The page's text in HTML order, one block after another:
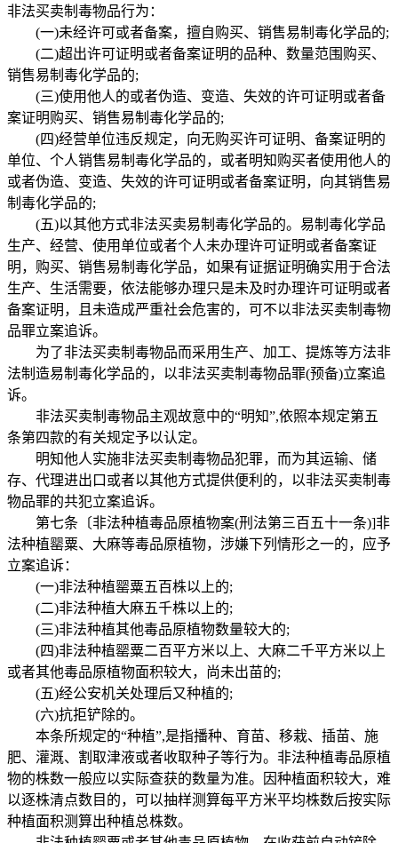
非法买卖制毒物品行为：
(一)未经许可或者备案，擅自购买、销售易制毒化学品的;
(二)超出许可证明或者备案证明的品种、数量范围购买、
销售易制毒化学品的;
(三)使用他人的或者伪造、变造、失效的许可证明或者备
案证明购买、销售易制毒化学品的;
(四)经营单位违反规定，向无购买许可证明、备案证明的
单位、个人销售易制毒化学品的，或者明知购买者使用他人的
或者伪造、变造、失效的许可证明或者备案证明，向其销售易
制毒化学品的;
(五)以其他方式非法买卖易制毒化学品的。易制毒化学品
生产、经营、使用单位或者个人未办理许可证明或者备案证
明，购买、销售易制毒化学品，如果有证据证明确实用于合法
生产、生活需要，依法能够办理只是未及时办理许可证明或者
备案证明，且未造成严重社会危害的，可不以非法买卖制毒物
品罪立案追诉。
为了非法买卖制毒物品而采用生产、加工、提炼等方法非
法制造易制毒化学品的，以非法买卖制毒物品罪(预备)立案追
诉。
非法买卖制毒物品主观故意中的“明知”,依照本规定第五
条第四款的有关规定予以认定。
明知他人实施非法买卖制毒物品犯罪，而为其运输、储
存、代理进出口或者以其他方式提供便利的，以非法买卖制毒
物品罪的共犯立案追诉。
第七条〔非法种植毒品原植物案(刑法第三百五十一条)]非
法种植罂粟、大麻等毒品原植物，涉嫌下列情形之一的，应予
立案追诉：
(一)非法种植罂粟五百株以上的;
(二)非法种植大麻五千株以上的;
(三)非法种植其他毒品原植物数量较大的;
(四)非法种植罂粟二百平方米以上、大麻二千平方米以上
或者其他毒品原植物面积较大，尚未出苗的;
(五)经公安机关处理后又种植的;
(六)抗拒铲除的。
本条所规定的“种植”,是指播种、育苗、移栽、插苗、施
肥、灌溉、割取津液或者收取种子等行为。非法种植毒品原植
物的株数一般应以实际查获的数量为准。因种植面积较大，难
以逐株清点数目的，可以抽样测算每平方米平均株数后按实际
种植面积测算出种植总株数。